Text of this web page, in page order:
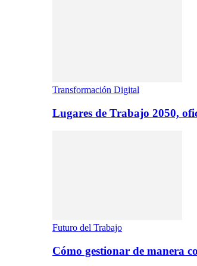
Transformación Digital
Lugares de Trabajo 2050,
Futuro del Trabajo
Cómo gestionar de manera